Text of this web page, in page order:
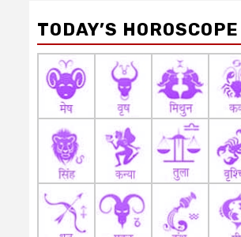
TODAY’S HOROSCOPE